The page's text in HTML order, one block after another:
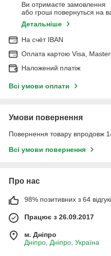
Ви отримаєте замовлення
або гроші повернуться на
Детальніше
На cчёт IBAN
Оплата картою Visa,
Наложений платіж
Всі умови оплати
Умови повернення
Повернення товару впродовж
Всі умови повернення
Про нас
98% позитивних з 64
Працює з 26.09.2017
м. Дніпро
Дніпро, Дніпро, Україна